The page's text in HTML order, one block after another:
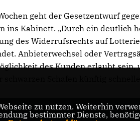
geht der Gesetzentwurf
ins Kabinett. „Durch ein deutlich
des Widerrufsrechts auf
Anbieterwechsel oder
des Kunden erlaubt sein,
zu nutzen. Weiterhin
bestimmter Dienste,